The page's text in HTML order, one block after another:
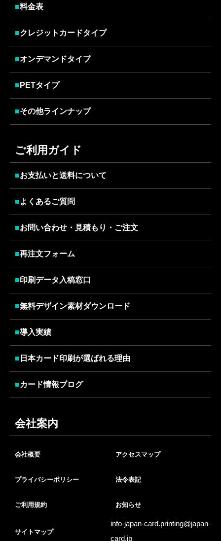
■料金表
■クレジットカードタイプ
■オンデマンドタイプ
■ PETタイプ
■その他ラインナップ
ご利用ガイド
■お支払いと送料について
■よくあるご質問
■お問い合わせ・見積もり・ご注文
■再注文フォーム
■印刷データ入稿窓口
■無料デザイン素材ダウンロード
■導入実績
■ 日本カード印刷が選ばれる理由
■カード情報ブログ
会社案内
会社概要 アクセスマップ
プライバシーポリシー 法令表記
ご利用規約 お知らせ
サイトマップ
info-japan-card.printing@japan-
card.jp